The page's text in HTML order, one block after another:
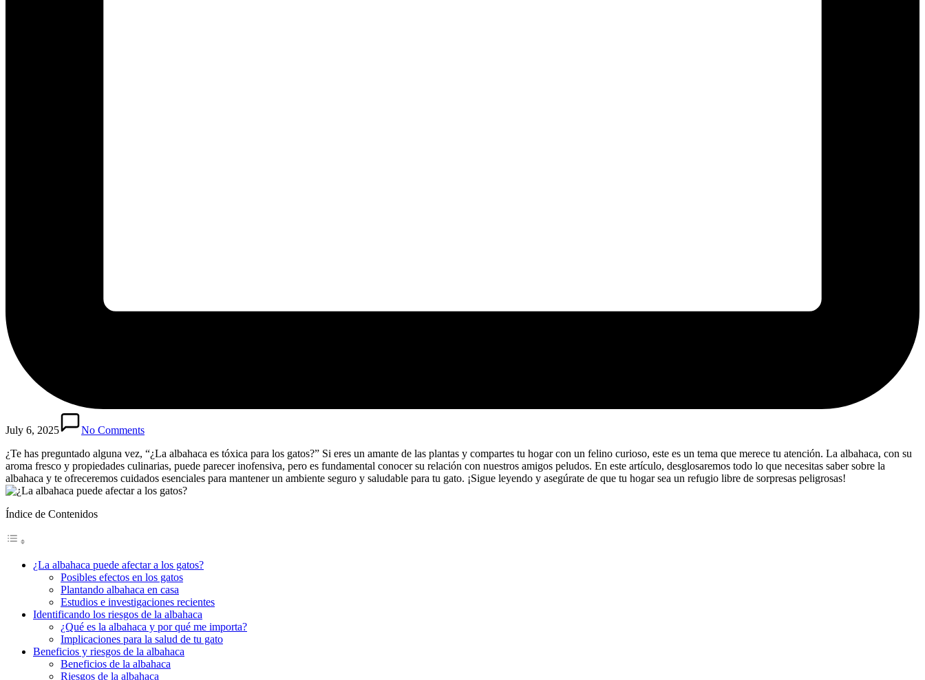
July 6, 2025
No Comments
¿Te has preguntado alguna vez, “¿La albahaca es tóxica para los gatos?” Si eres un amante de las plantas y compartes tu hogar con un felino curioso, este es un tema que merece tu atención. La albahaca, con su
aroma fresco y propiedades culinarias, puede parecer inofensiva, pero es fundamental conocer su relación con nuestros amigos peludos. En este artículo, desglosaremos todo lo que necesitas saber sobre la
albahaca y te ofreceremos cuidados esenciales para mantener un ambiente seguro y saludable para tu gato. ¡Sigue leyendo y asegúrate de que tu hogar sea un refugio libre de sorpresas peligrosas!
Índice de Contenidos
¿La albahaca puede afectar a los gatos?
Posibles efectos en los gatos
Plantando albahaca en casa
Estudios e investigaciones recientes
Identificando los riesgos de la albahaca
¿Qué es la albahaca y por qué me importa?
Implicaciones para la salud de tu gato
Beneficios y riesgos de la albahaca
Beneficios de la albahaca
Riesgos de la albahaca